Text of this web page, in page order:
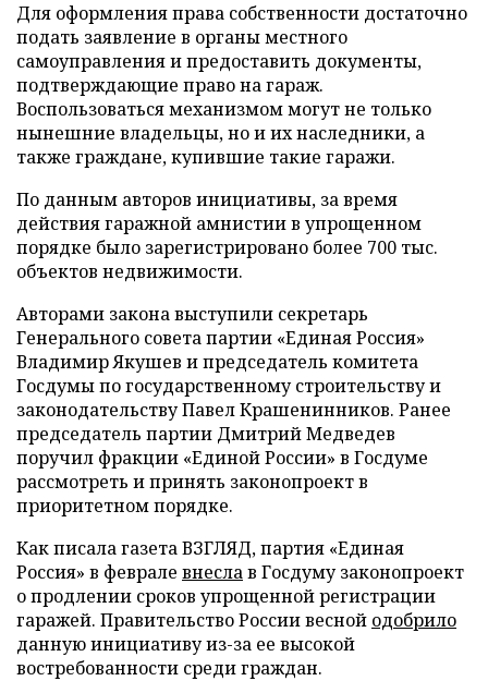
Для оформления права собственности достаточно
подать заявление в органы местного
самоуправления и предоставить документы,
подтверждающие право на гараж.
Воспользоваться механизмом могут не только
нынешние владельцы, но и их наследники, а
также граждане, купившие такие гаражи.
По данным авторов инициативы, за время
действия гаражной амнистии в упрощенном
порядке было зарегистрировано более 700 тыс.
объектов недвижимости.
Авторами закона выступили секретарь
Генерального совета партии «Единая Россия»
Владимир Якушев и председатель комитета
Госдумы по государственному строительству и
законодательству Павел Крашенинников. Ранее
председатель партии Дмитрий Медведев
поручил фракции «Единой России» в Госдуме
рассмотреть и принять законопроект в
приоритетном порядке.
Как писала газета ВЗГЛЯД, партия «Единая
Россия» в феврале внеслав Госдуму законопроект
о продлении сроков упрощенной регистрации
гаражей. Правительство России весной одобрило
данную инициативу из-за ее высокой
востребованности среди граждан.